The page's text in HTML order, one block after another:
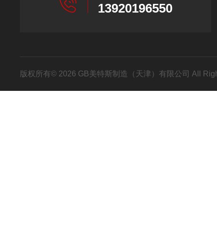
13920196550
版权所有© 2026 GB美特斯制造（天津）有限公司 All